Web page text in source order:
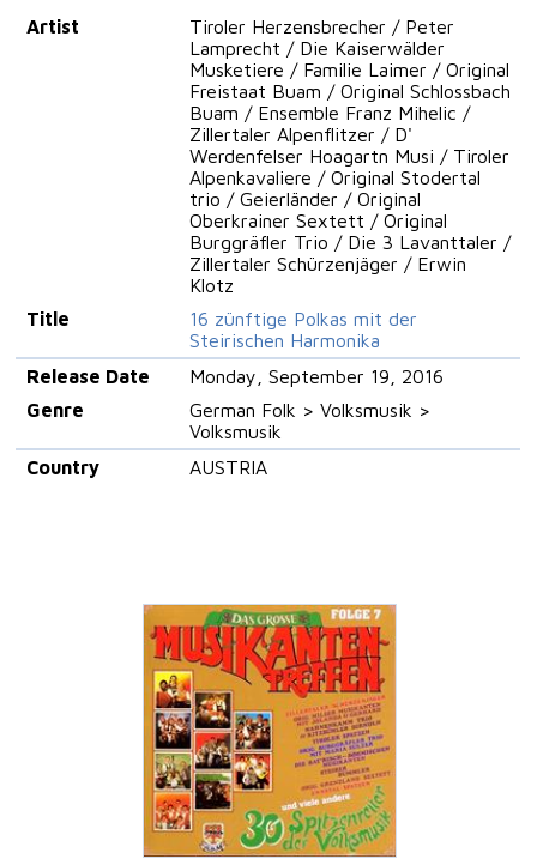
Artist
Tiroler Herzensbrecher / Peter
Lamprecht / Die Kaiserwälder
Musketiere / Familie Laimer / Original
Freistaat Buam / Original Schlossbach
Buam / Ensemble Franz Mihelic /
Zillertaler Alpenflitzer / D'
Werdenfelser Hoagartn Musi / Tiroler
Alpenkavaliere / Original Stodertal
trio / Geierländer / Original
Oberkrainer Sextett / Original
Burggräfler Trio / Die 3 Lavanttaler /
Zillertaler Schürzenjäger / Erwin
Klotz
Title
16 zünftige Polkas mit der
Steirischen Harmonika
Release Date
Monday, September 19, 2016
Genre
German Folk > Volksmusik >
Volksmusik
Country
AUSTRIA